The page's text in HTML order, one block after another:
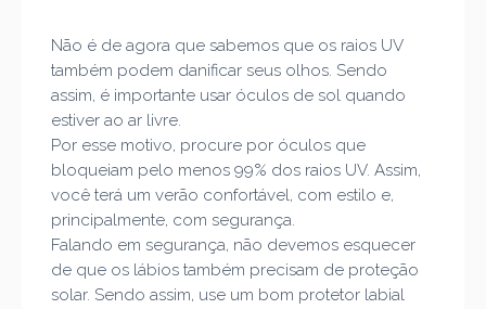
Não é de agora que sabemos que os raios UV
também podem danificar seus olhos. Sendo
assim, é importante usar óculos de sol quando
estiver ao ar livre.
Por esse motivo, procure por óculos que
bloqueiam pelo menos 99% dos raios UV. Assim,
você terá um verão confortável, com estilo e,
principalmente, com segurança.
Falando em segurança, não devemos esquecer
de que os lábios também precisam de proteção
solar. Sendo assim, use um bom protetor labial